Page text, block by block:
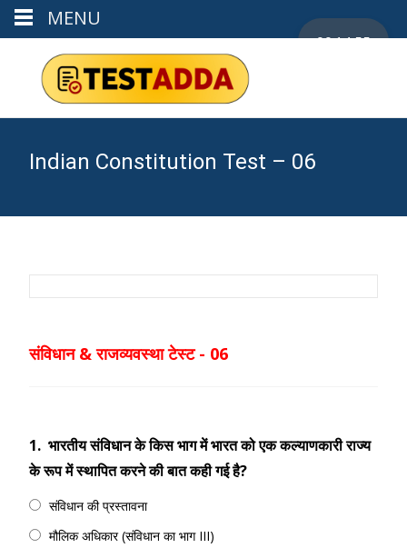
Indian Constitution Test – 06
00:14:55
संविधान & राजव्यवस्था टेस्ट- 06
1. भारतीय संविधान के किस भाग में भारत को एक कल्याणकारी राज्य
के रूप में स्थापित करने की बात कही गई है?
संविधान की प्रस्तावना
मौलिक अधिकार (संविधान का भाग III)
MENU